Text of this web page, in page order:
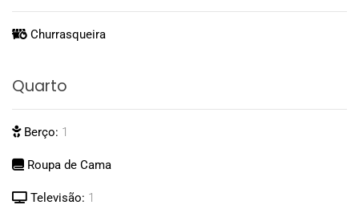
Churrasqueira
Quarto
Berço: 1
Roupa de Cama
Televisão: 1